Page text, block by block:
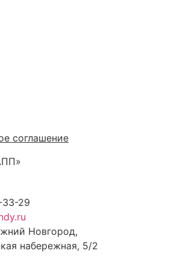
соглашение
33-29
Новгород,
набережная, 5/2